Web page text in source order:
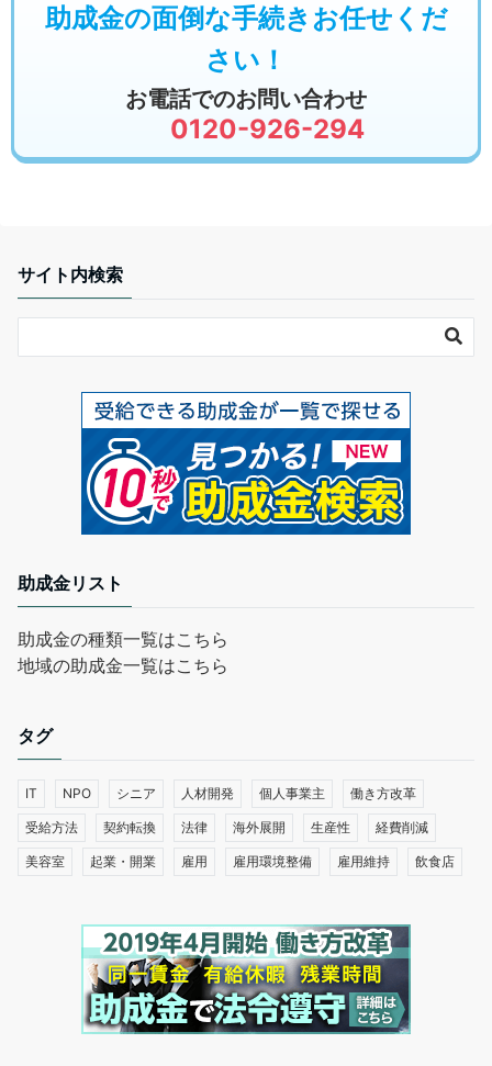
助成金の面倒な手続きお任せくだ
さい！
お電話でのお問い合わせ
0120-926-294
サイト内検索
助成金リスト
助成金の種類一覧はこちら
地域の助成金一覧はこちら
タグ
IT NPO シニア 人材開発 個人事業主 働き方改革
受給方法 契約転換 法律 海外展開 生産性 経費削減
美容室 起業・開業 雇用 雇用環境整備 雇用維持 飲食店